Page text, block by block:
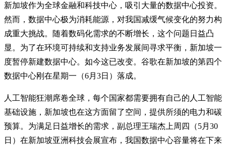
新加坡作为全球金融和科技中心，吸引大量的数据中心投资。
然而，数据中心极为消耗能源，对我国减缓气候变化的努力构
成重大挑战。随着数码化需求的不断增长，这个问题日益凸
显。为了在环境可持续和支持业务发展间寻求平衡，新加坡一
度暂停新建数据中心。如今这已改变。谷歌在新加坡的第四个
数据中心刚在星期一（6月3日）落成。
人工智能狂潮席卷全球，每个国家都需要拥有自己的人工智能
基础设施，新加坡也在这方面留了空间，提供所须的电力和碳
预算。为满足日益增长的需求，副总理王瑞杰上周四（5月30
日）在新加坡亚洲科技会展宣布，我国数据中心容量将在下来